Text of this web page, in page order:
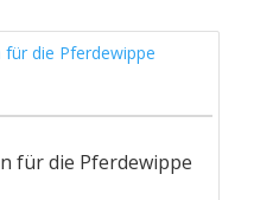
für die Pferdewippe